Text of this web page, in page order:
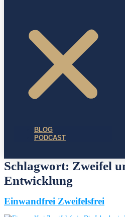
BLOG
PODCAST
Schlagwort: Zweifel
Entwicklung
Einwandfrei Zweifelsfrei